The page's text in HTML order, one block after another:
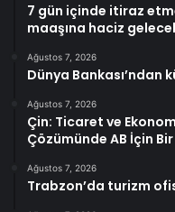
7 gün içinde itiraz
maaşına haciz
Ağustos 7, 2026
Dünya Bankası’ndan
Ağustos 7, 2026
Çin: Ticaret ve
Çözümünde AB İçin
Ağustos 7, 2026
Trabzon’da turizm